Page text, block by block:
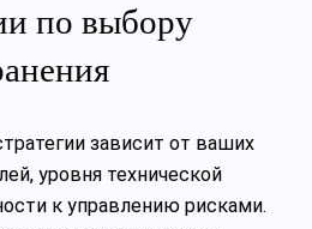
по выбору
зависит от ваших
уровня технической
к управлению рисками.